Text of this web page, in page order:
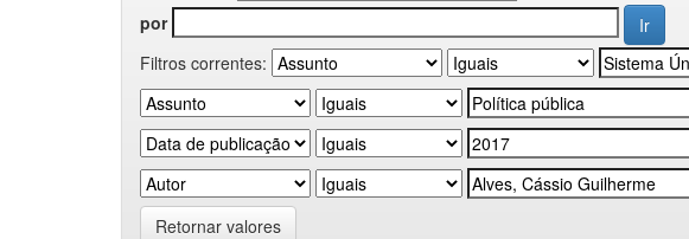
por
Filtros correntes:
Retornar valores